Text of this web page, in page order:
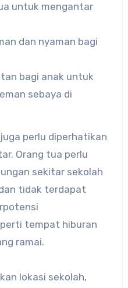
untuk mengantar
dan nyaman bagi
bagi anak untuk
sebaya di
perlu diperhatikan
Orang tua perlu
sekitar sekolah
tidak terdapat
tempat hiburan
ramai.
lokasi sekolah,